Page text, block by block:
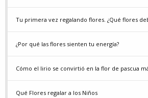
Tu primera vez regalando flores. ¿Qué flores
¿Por qué las flores sienten tu energía?
Cómo el lirio se convirtió en la flor de pascua
Qué Flores regalar a los Niños